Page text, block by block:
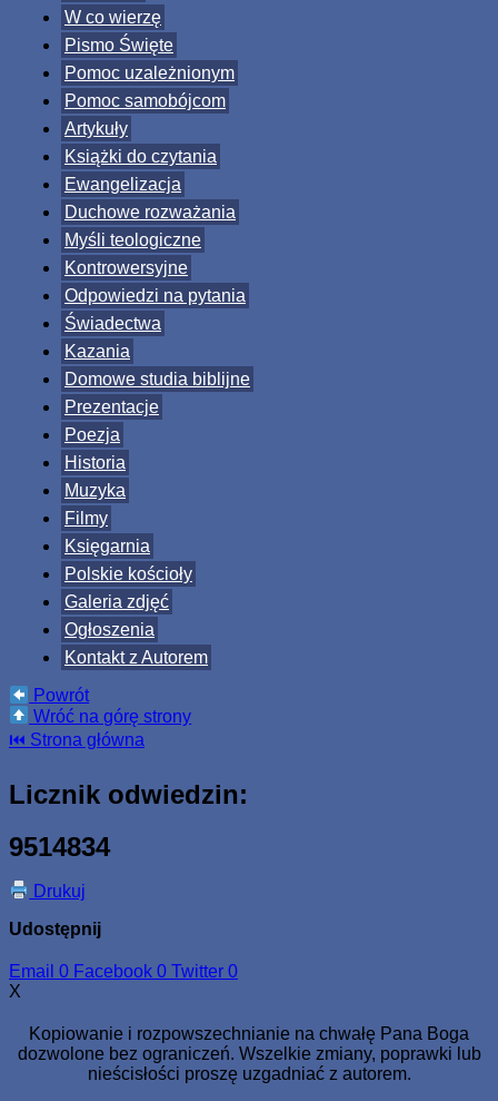
W co wierzę
Pismo Święte
Pomoc uzależnionym
Pomoc samobójcom
Artykuły
Książki do czytania
Ewangelizacja
Duchowe rozważania
Myśli teologiczne
Kontrowersyjne
Odpowiedzi na pytania
Świadectwa
Kazania
Domowe studia biblijne
Prezentacje
Poezja
Historia
Muzyka
Filmy
Księgarnia
Polskie kościoły
Galeria zdjęć
Ogłoszenia
Kontakt z Autorem
Powrót
Wróć na górę strony
⏮ Strona główna
Licznik odwiedzin:
9514834
Drukuj
Udostępnij
Email 0 Facebook 0 Twitter 0
X
Kopiowanie i rozpowszechnianie na chwałę Pana Boga
dozwolone bez ograniczeń. Wszelkie zmiany, poprawki lub
nieścisłości proszę uzgadniać z autorem.